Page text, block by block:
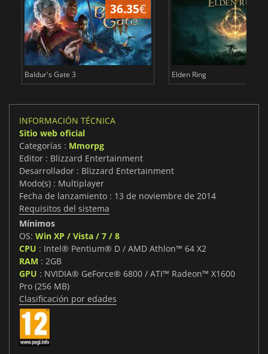
36.35€
Baldur's Gate 3 Elden Ring
INFORMACIÓN TÉCNICA
Sitio web oficial
Categorías : Mmorpg
Editor : Blizzard Entertainment
Desarrollador : Blizzard Entertainment
Modo(s) : Multiplayer
Fecha de lanzamiento : 13 de noviembre de 2014
Requisitos del sistema
Mínimos
OS: Win XP / Vista / 7 / 8
CPU : Intel® Pentium® D / AMD Athlon™ 64 X2
RAM : 2GB
GPU : NVIDIA® GeForce® 6800 / ATI™ Radeon™ X1600
Pro (256 MB)
Clasificación por edades